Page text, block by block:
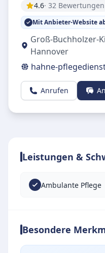
4.6· 32 Bewertungen
Mit Anbieter-Website
Groß-Buchholzer-
Hannover
hahne-
Anrufen
Leistungen &
Ambulante Pflege
Besondere